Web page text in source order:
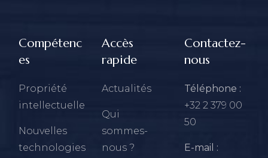
Compétenc
es
Propriété
intellectuelle
Nouvelles
technologies
Accès
rapide
Actualités
Qui
sommes-
nous ?
Contactez-
nous
Téléphone :
+32 2 379 00
50
E-mail :